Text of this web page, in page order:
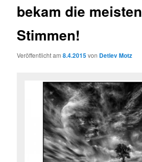
bekam die meisten
Stimmen!
Veröffentlicht am8.4.2015von Detlev Motz